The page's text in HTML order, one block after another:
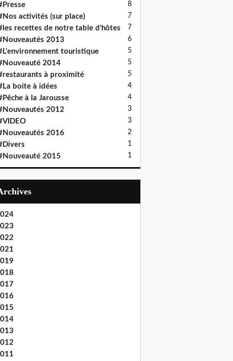
8
activités (sur place) 7
recettes de notre table d'hôtes 7
2013 6
touristique 5
2014 5
à proximité 5
boite à idées 4
à la Jarousse 4
2012 3
3
2016 2
1
2015 1
Archives